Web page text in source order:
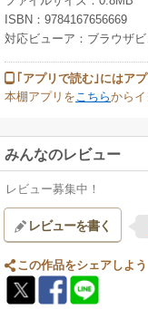
ISBN：9784167656669
対応ビューア：ブラウザ
｢アプリで読む｣にはア
本棚アプリをこちらから
みんなのレビュー
レビュー募集中！
レビューを書く
この作品をシェアしよう